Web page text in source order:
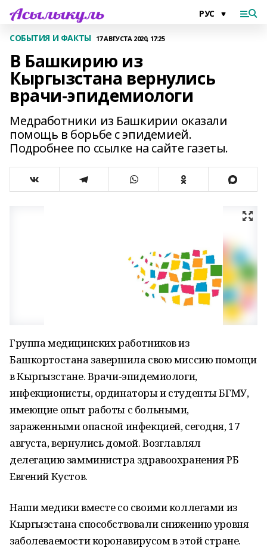
СОБЫТИЯ И ФАКТЫ 17 АВГУСТА 2020, 17:25
В Башкирию из
Кыргызстана вернулись
врачи-эпидемиологи
Медработники из Башкирии оказали
помощь в борьбе с эпидемией.
Подробнее по ссылке на сайте газеты.
Группа медицинских работников из
Башкортостана завершила свою миссию помощи
в Кыргызстане. Врачи-эпидемиологи,
инфекционисты, ординаторы и студенты БГМУ,
имеющие опыт работы с больными,
зараженными опасной инфекцией, сегодня, 17
августа, вернулись домой. Возглавлял
делегацию замминистра здравоохранения РБ
Евгений Кустов.
Наши медики вместе со своими коллегами из
Кыргызстана способствовали снижению уровня
заболеваемости коронавирусом в этой стране.